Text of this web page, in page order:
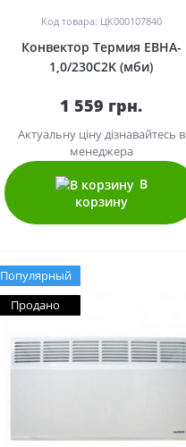
Код товара: ЦК000107840
Конвектор Термия EBHA-
1,0/230C2K (мби)
1 559 грн.
Актуальну ціну дізнавайтесь в
менеджера
В
корзину
Популярный
Продано